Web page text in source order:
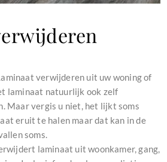
verwijderen uit uw woning of
laminaat natuurlijk ook zelf
Maar vergis u niet, het lijkt soms
eruit te halen maar dat kan in de
soms.
laminaat uit woonkamer, gang,